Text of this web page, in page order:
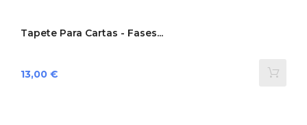
Tapete Para Cartas - Fases...
Preço
13,00 €